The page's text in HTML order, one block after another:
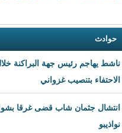
البراكنة خلال
قضى غرقا بشواطئ